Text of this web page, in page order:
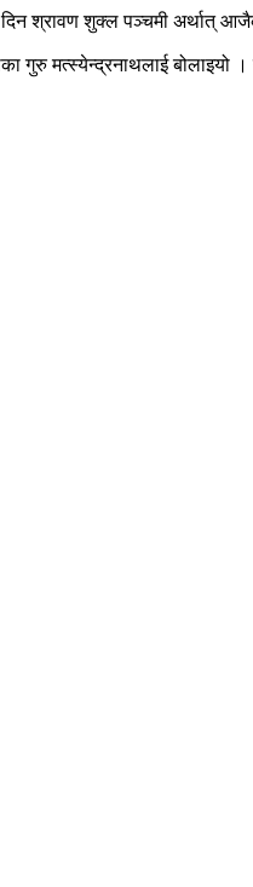
श्रावण शुक्ल पञ्चमी अर्थात्
गुरु मत्स्येन्द्रनाथलाई